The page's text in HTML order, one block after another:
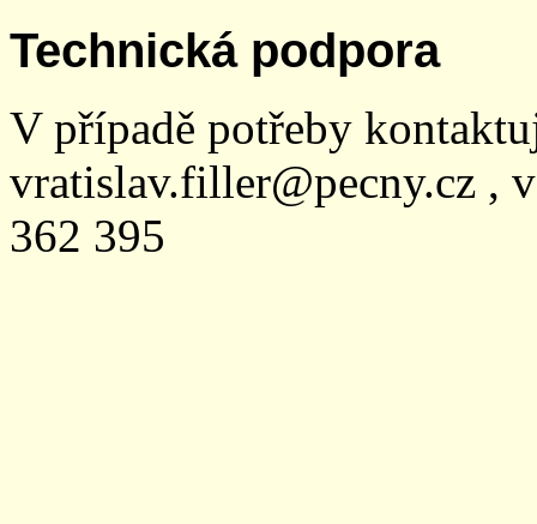
Technická podpora
V případě potřeby
vratislav.filler@pecny.cz ,
362 395